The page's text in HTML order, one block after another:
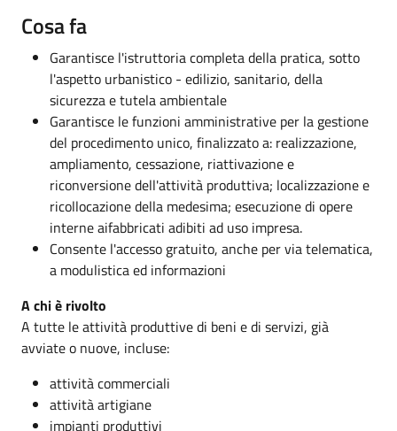
Cosa fa
Garantisce l'istruttoria completa della pratica, sotto
l'aspetto urbanistico - edilizio, sanitario, della
sicurezza e tutela ambientale
Garantisce le funzioni amministrative per la gestione
del procedimento unico, finalizzato a: realizzazione,
ampliamento, cessazione, riattivazione e
riconversione dell'attività produttiva; localizzazione e
ricollocazione della medesima; esecuzione di opere
interne aifabbricati adibiti ad uso impresa.
Consente l'accesso gratuito, anche per via telematica,
a modulistica ed informazioni
A chi è rivolto
A tutte le attività produttive di beni e di servizi, già
avviate o nuove, incluse:
attività commerciali
attività artigiane
impianti produttivi